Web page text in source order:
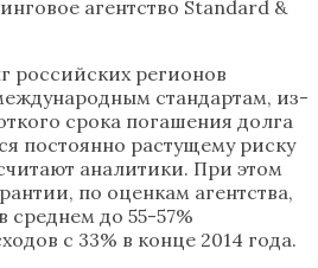
агентство Standard &
российских регионов
стандартам, из-
срока погашения долга
постоянно растущему риску
аналитики. При этом
по оценкам агентства,
среднем до 55-57%
с 33% в конце 2014 года.